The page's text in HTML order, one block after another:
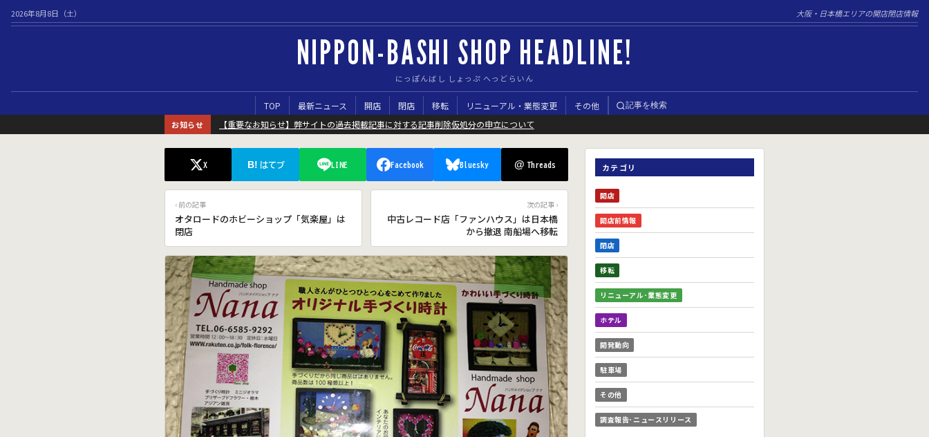
2026年8月8日（土） 大阪・日本橋エリアの開店閉店情報
NIPPON-BASHI SHOP HEADLINE!
にっぽんばし しょっぷ へっどらいん
TOP 最新ニュース 開店 閉店 移転 リニューアル・業態変更 その他 記事を検索
お知らせ 【重要なお知らせ】弊サイトの過去掲載記事に対する記事削除仮処分の申立について
X B! はてブ LINE Facebook Bluesky @ Threads
‹ 前の記事
オタロードのホビーショップ「気楽屋」は
閉店
次の記事 ›
中古レコード店「ファンハウス」は日本橋
から撤退 南船場へ移転
カテゴリ
開店
開店前情報
閉店
移転
リニューアル･業態変更
ホテル
開発動向
駐車場
その他
調査報告･ニュースリリース